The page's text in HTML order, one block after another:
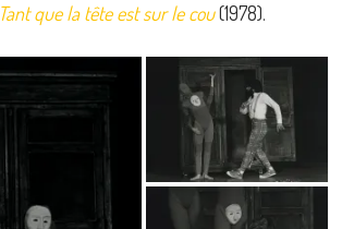
Tant que la tête est sur le cou(1978).